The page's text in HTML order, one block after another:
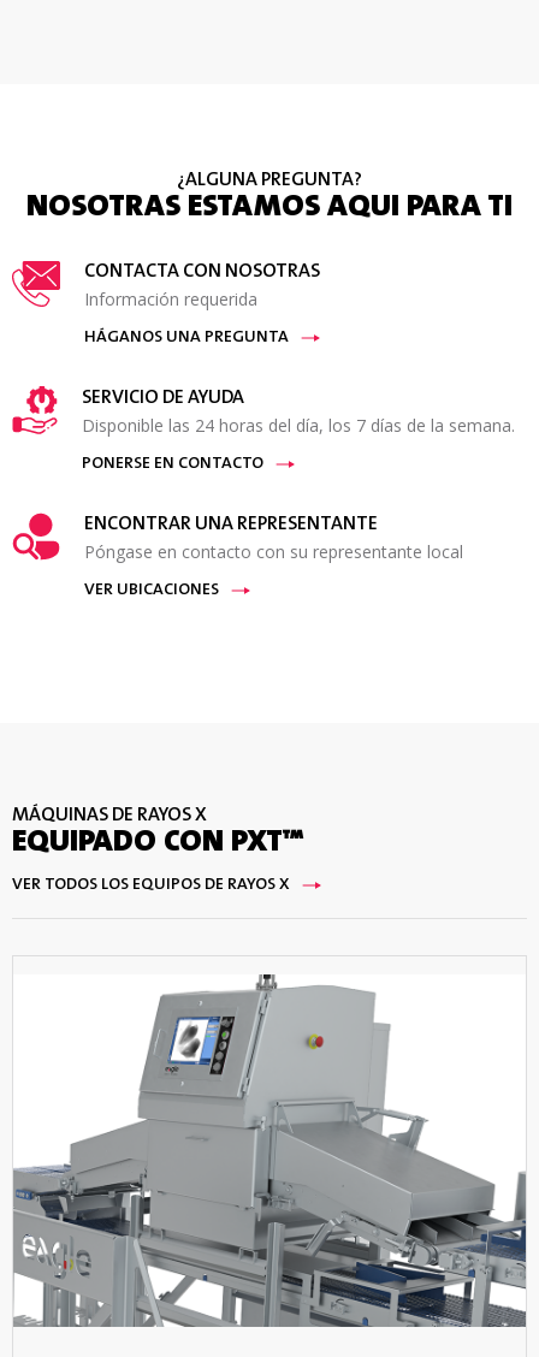
¿ALGUNA PREGUNTA?
NOSOTRAS ESTAMOS AQUI PARA TI
CONTACTA CON NOSOTRAS
Información requerida
HÁGANOS UNA PREGUNTA
SERVICIO DE AYUDA
Disponible las 24 horas del día, los 7 días de la semana.
PONERSE EN CONTACTO
ENCONTRAR UNA REPRESENTANTE
Póngase en contacto con su representante local
VER UBICACIONES
MÁQUINAS DE RAYOS X
EQUIPADO CON PXT™
VER TODOS LOS EQUIPOS DE RAYOS X